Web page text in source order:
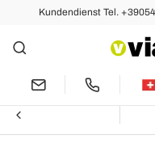
Kundendienst Tel.